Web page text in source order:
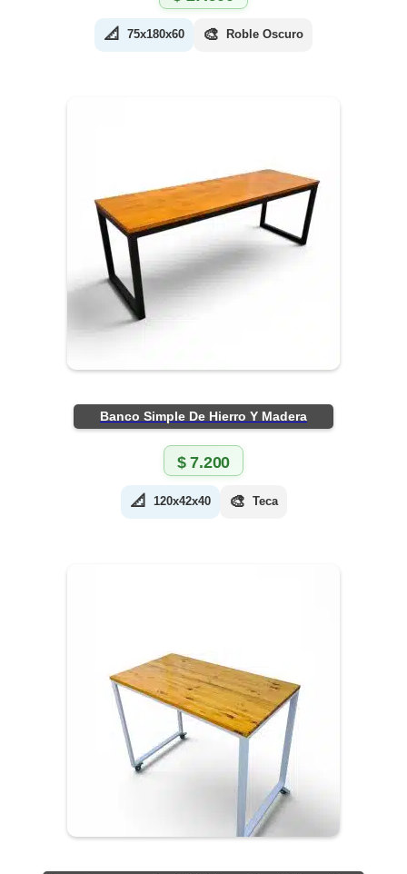
📐 75x180x60 🎨 Roble Oscuro
Banco Simple De Hierro Y Madera
$7.200
📐 120x42x40 🎨 Teca